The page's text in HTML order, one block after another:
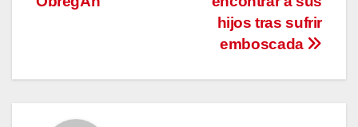
hijos tras sufrir
emboscada